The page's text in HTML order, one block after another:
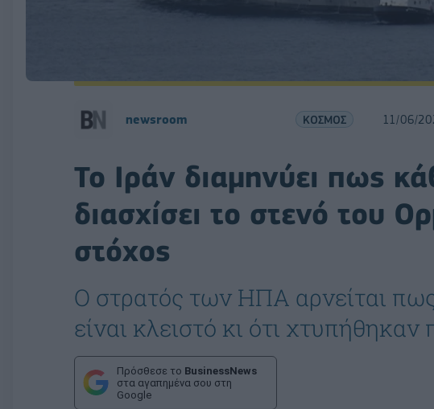
newsroom ΚΟΣΜΟΣ 11/06/
Το Ιράν διαμηνύει πως
διασχίσει το στενό του
στόχος
Ο στρατός των ΗΠΑ αρνείται
είναι κλειστό κι ότι χτυπήθηκαν
Πρόσθεσε το BusinessNews
στα αγαπημένα σου στη
Google